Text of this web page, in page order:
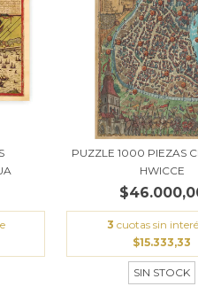
PUZZLE 1000 PIEZAS
HWICCE
3 cuotas sin
$15.333,33
SIN STOCK